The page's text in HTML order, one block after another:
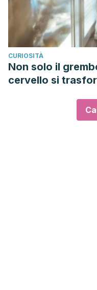
CURIOSITÀ
Non solo il
cervello si